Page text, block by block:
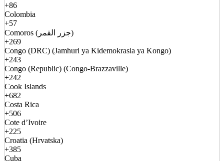
+86
Colombia
+57
Comoros (جزر القمر)
+269
Congo (DRC) (Jamhuri ya Kidemokrasia ya Kongo)
+243
Congo (Republic) (Congo-Brazzaville)
+242
Cook Islands
+682
Costa Rica
+506
Cote d’Ivoire
+225
Croatia (Hrvatska)
+385
Cuba